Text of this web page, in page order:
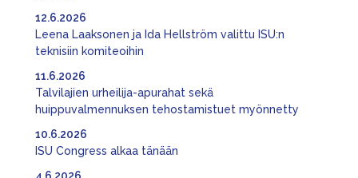
Leena Laaksonen ja Ida Hellström valittu ISU:n
teknisiin komiteoihin
12.6.2026
Talvilajien urheilija-apurahat sekä
huippuvalmennuksen tehostamistuet myönnetty
11.6.2026
ISU Congress alkaa tänään
10.6.2026